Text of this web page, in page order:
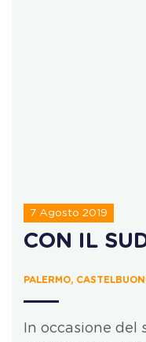
7 Agosto 2019
CON IL
PALERMO,
In occasione del